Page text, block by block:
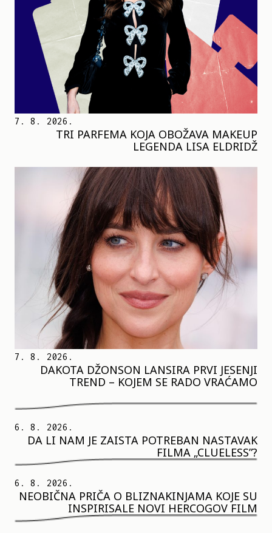
7. 8. 2026.
TRI PARFEMA KOJA OBOŽAVA MAKEUP
LEGENDA LISA ELDRIDŽ
7. 8. 2026.
DAKOTA DŽONSON LANSIRA PRVI JESENJI
TREND – KOJEM SE RADO VRAĆAMO
6. 8. 2026.
DA LI NAM JE ZAISTA POTREBAN NASTAVAK
FILMA „CLUELESS”?
6. 8. 2026.
NEOBIČNA PRIČA O BLIZNAKINJAMA KOJE SU
INSPIRISALE NOVI HERCOGOV FILM